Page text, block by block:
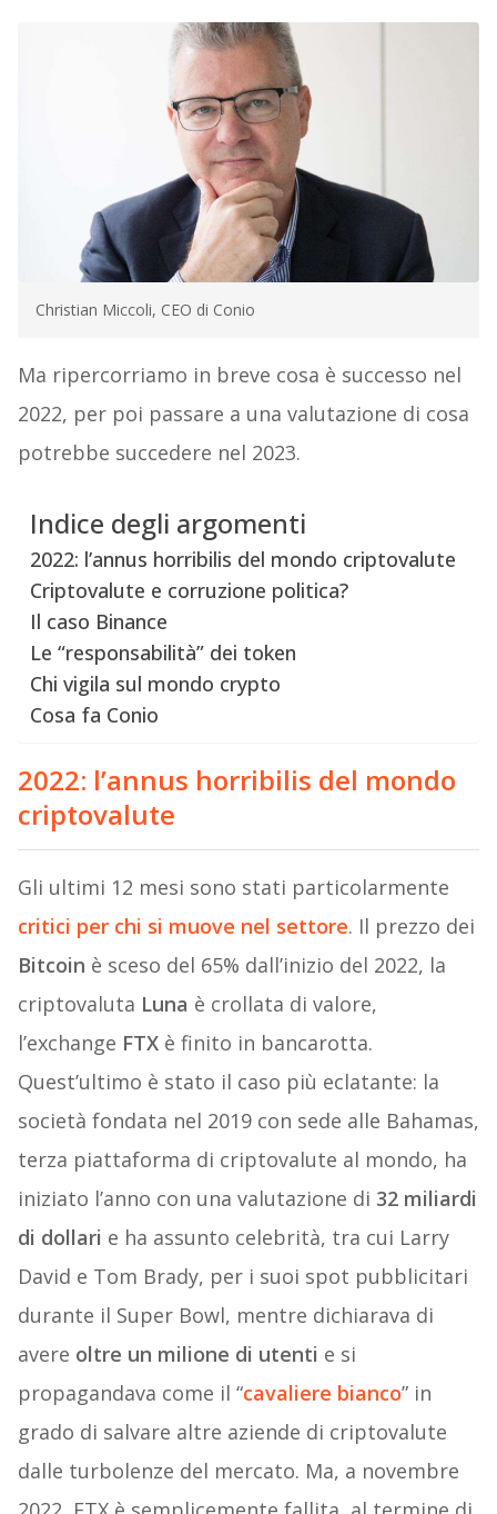
Christian Miccoli, CEO di Conio
Ma ripercorriamo in breve cosa è successo nel
2022, per poi passare a una valutazione di cosa
potrebbe succedere nel 2023.
Indice degli argomenti
2022: l’annus horribilis del mondo criptovalute
Criptovalute e corruzione politica?
Il caso Binance
Le “responsabilità” dei token
Chi vigila sul mondo crypto
Cosa fa Conio
2022: l’annus horribilis del mondo
criptovalute
Gli ultimi 12 mesi sono stati particolarmente
critici per chi si muove nel settore. Il prezzo dei
Bitcoin è sceso del 65% dall’inizio del 2022, la
criptovaluta Luna è crollata di valore,
l’exchange FTXè finito in bancarotta.
Quest’ultimo è stato il caso più eclatante: la
società fondata nel 2019 con sede alle Bahamas,
terza piattaforma di criptovalute al mondo, ha
iniziato l’anno con una valutazione di 32 miliardi
di dollari e ha assunto celebrità, tra cui Larry
David e Tom Brady, per i suoi spot pubblicitari
durante il Super Bowl, mentre dichiarava di
avere oltre un milione di utenti e si
propagandava come il “cavaliere bianco” in
grado di salvare altre aziende di criptovalute
dalle turbolenze del mercato. Ma, a novembre